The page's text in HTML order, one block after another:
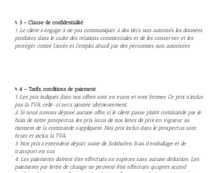
§ 3 – Clause de confidentialité
1. Le client s’engage à ne pas communiquer à des tiers non autorisés les données
produites dans le cadre des relations commerciales et de les conserver et les
protéger contre l’accès et l’emploi abusif par des personnes non autorisées.
§ 4 – Tarifs, conditions de paiement
1. Les prix indiqués dans nos offres sont en euros et sont fermes. Ce prix n’inclus
pas la TVA, celle-ci sera ajoutée ultérieurement.
2. Si nous n’avons déposé aucune offre, si le client passe plutôt commande par le
biais de notre prospectus, les prix issus de nos listes de prix en vigueur au
moment de la commande s’appliquent. Nos prix inclus dans le prospectus sont
bruts et inclus la TVA.
3. Nos prix s’entendent départ usine de Solnhofen, frais d’emballage et de
transport en sus.
4. Les paiements doivent être effectués en espèces sans aucune déduction. Les
paiements par lettre de change ne peuvent être effectués qu’après accord